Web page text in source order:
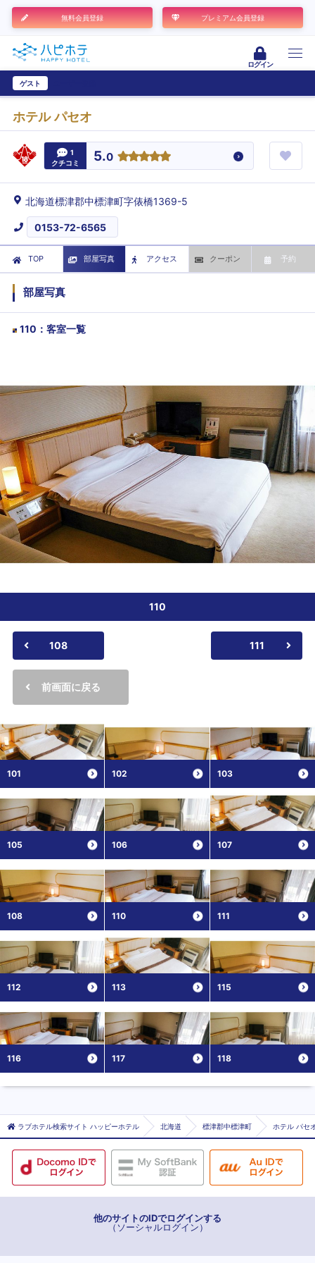
無料会員登録 プレミアム会員登録
ログイン
ゲスト
ホテル パセオ
1
クチコミ
5.0
北海道標津郡中標津町字俵橋1369-5
0153-72-6565
TOP 部屋写真 アクセス クーポン 予約
部屋写真
110 ： 客室一覧
110
108 111
前画面に戻る
101 102 103
105 106 107
108 110 111
112 113 115
116 117 118
ラブホテル検索サイト ハッピーホテル 北海道 標津郡中標津町 ホテル パセ
他のサイトのIDでログインする
（ソーシャルログイン）